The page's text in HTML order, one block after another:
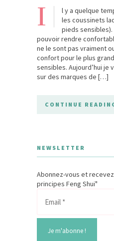
I
l y a quelque
les coussinets
pieds
pouvoir rendre
ne le sont pas vraiment
confort pour le plus
sensibles. Aujourd’hui je
sur des marques de […]
CONTINUE
NEWSLETTER
Abonnez-vous et
principes Feng Shui"